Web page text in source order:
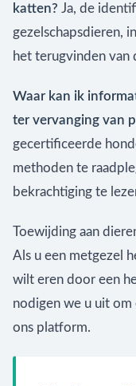
katten? Ja, de
gezelschapsdieren,
het terugvinden van
Waar kan ik
ter vervanging van
gecertificeerde
methoden te
bekrachtiging te
Toewijding aan
Als u een metgezel
wilt eren door een
nodigen we u uit om
ons platform.